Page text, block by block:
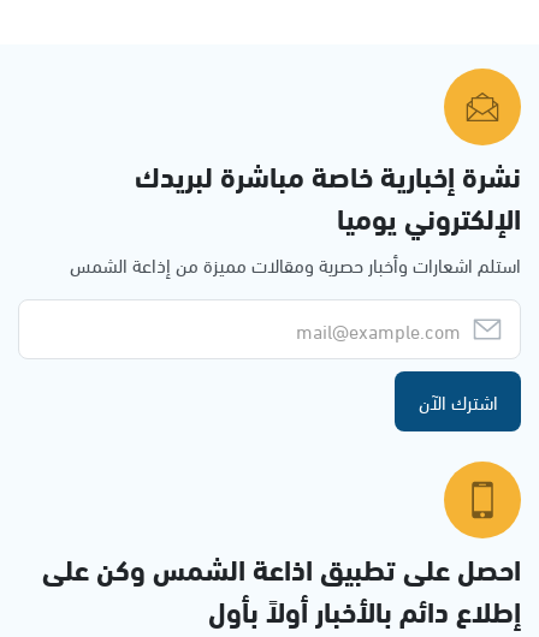
نشرة إخبارية خاصة مباشرة لبريدك
الإلكتروني يوميا
استلم اشعارات وأخبار حصرية ومقالات مميزة من إذاعة الشمس
اشترك الآن
احصل على تطبيق اذاعة الشمس وكن على
إطلاع دائم بالأخبار أولاً بأول